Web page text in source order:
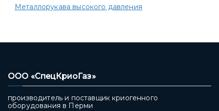
Металлорукава высокого давления
ООО «СпецКриоГаз»
производитель и поставщик криогенного
оборудования в Перми